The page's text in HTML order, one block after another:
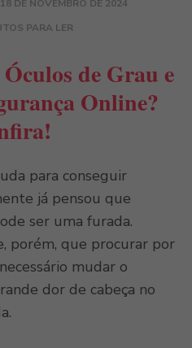
18 DE NOVEMBRO DE 2024
PARA LER
de Grau e
Online?
para conseguir
já pensou que
ser uma furada.
porém, que procurar por
mudar o
dor de cabeça no